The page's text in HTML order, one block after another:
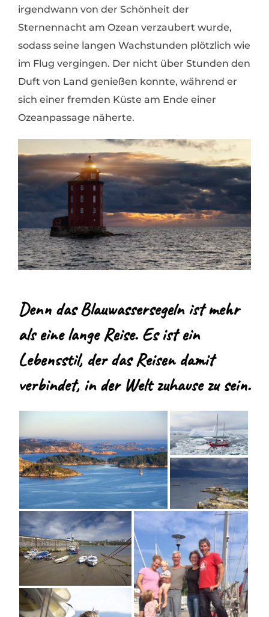
irgendwann von der Schönheit der
Sternennacht am Ozean verzaubert wurde,
sodass seine langen Wachstunden plötzlich wie
im Flug vergingen. Der nicht über Stunden den
Duft von Land genießen konnte, während er
sich einer fremden Küste am Ende einer
Ozeanpassage näherte.
Denn das Blauwassersegeln ist mehr
als eine lange Reise. Es ist ein
Lebensstil, der das Reisen damit
verbindet, in der Welt zuhause zu sein.